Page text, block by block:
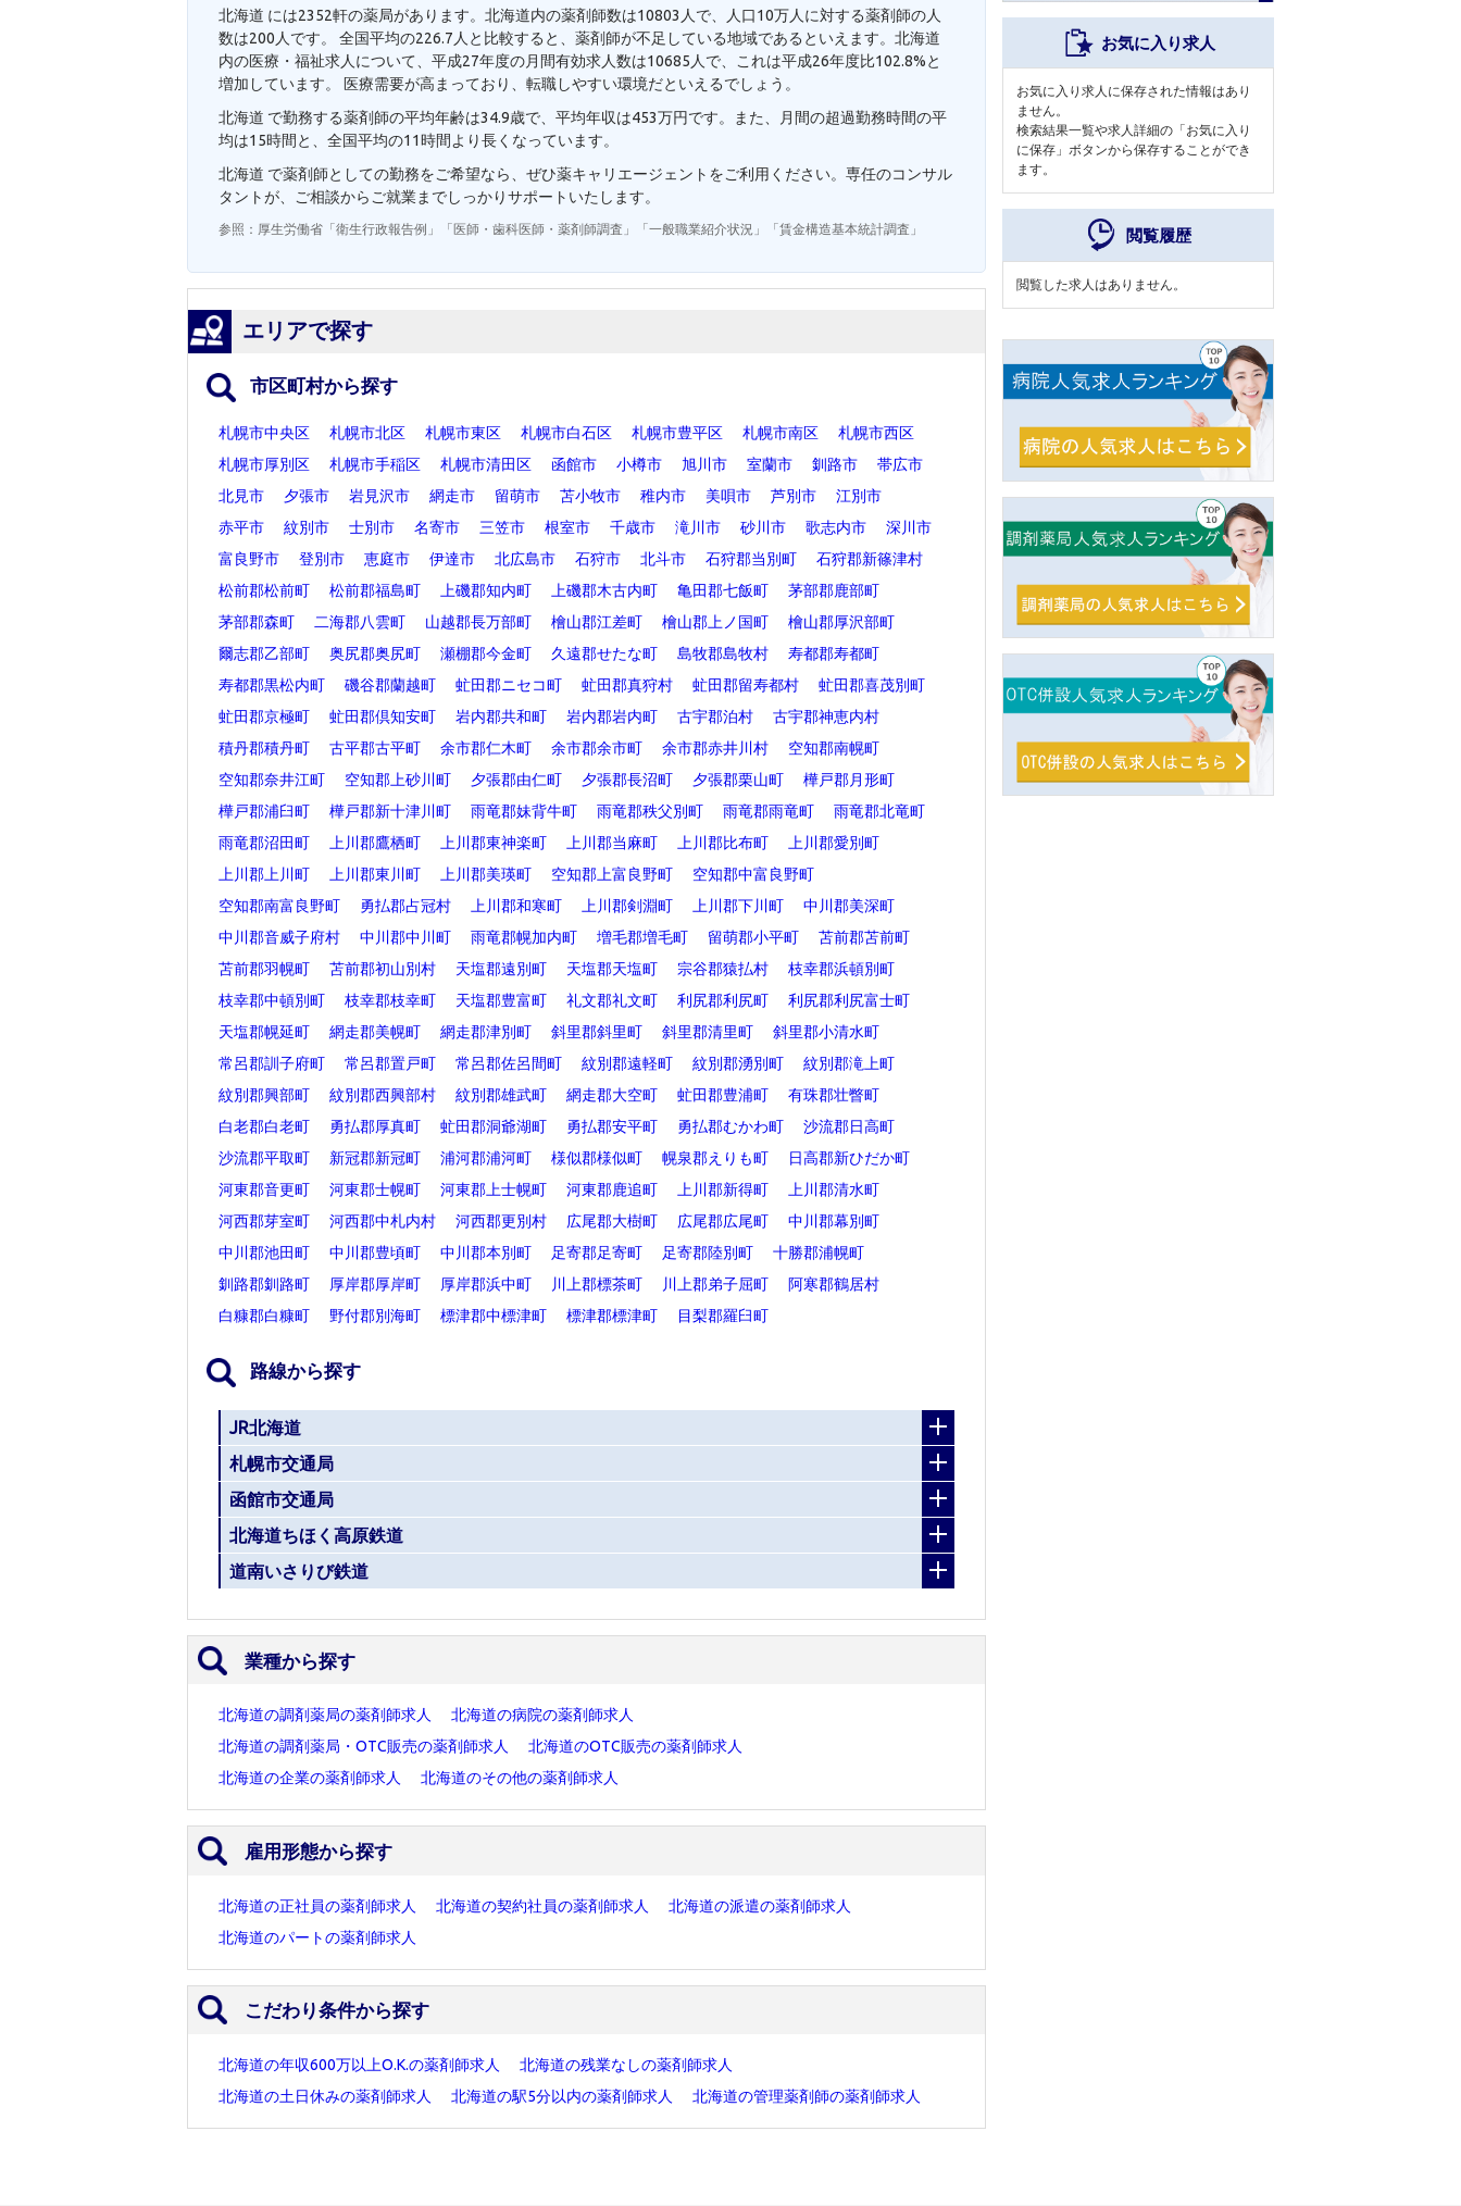
北海道 には2352軒の薬局があります。北海道内の薬剤師数は10803人で、人口10万人に対する薬剤師の人
数は200人です。 全国平均の226.7人と比較すると、薬剤師が不足している地域であるといえます。北海道
内の医療・福祉求人について、平成27年度の月間有効求人数は10685人で、これは平成26年度比102.8%と
増加しています。 医療需要が高まっており、転職しやすい環境だといえるでしょう。
北海道 で勤務する薬剤師の平均年齢は34.9歳で、平均年収は453万円です。また、月間の超過勤務時間の平
均は15時間と、全国平均の11時間より長くなっています。
北海道 で薬剤師としての勤務をご希望なら、ぜひ薬キャリエージェントをご利用ください。専任のコンサル
タントが、ご相談からご就業までしっかりサポートいたします。
参照：厚生労働省「衛生行政報告例」「医師・歯科医師・薬剤師調査」「一般職業紹介状況」「賃金構造基本統計調査」
エリアで探す
市区町村から探す
札幌市中央区 札幌市北区 札幌市東区 札幌市白石区 札幌市豊平区 札幌市南区
札幌市西区
札幌市厚別区
札幌市手稲区 札幌市清田区 函館市 小樽市 旭川市 室蘭市 釧路市
帯広市
北見市
夕張市 岩見沢市 網走市 留萌市 苫小牧市 稚内市 美唄市 芦別市
江別市
赤平市
紋別市 士別市 名寄市 三笠市 根室市 千歳市 滝川市 砂川市 歌志内市
深川市
富良野市
登別市 恵庭市 伊達市 北広島市 石狩市 北斗市 石狩郡当別町
石狩郡新篠津村
松前郡松前町
松前郡福島町 上磯郡知内町 上磯郡木古内町 亀田郡七飯町
茅部郡鹿部町
茅部郡森町
二海郡八雲町 山越郡長万部町 檜山郡江差町 檜山郡上ノ国町
檜山郡厚沢部町
爾志郡乙部町
奥尻郡奥尻町 瀬棚郡今金町 久遠郡せたな町 島牧郡島牧村
寿都郡寿都町
寿都郡黒松内町
磯谷郡蘭越町 虻田郡ニセコ町 虻田郡真狩村 虻田郡留寿都村
虻田郡喜茂別町
虻田郡京極町
虻田郡倶知安町 岩内郡共和町 岩内郡岩内町 古宇郡泊村
古宇郡神恵内村
積丹郡積丹町
古平郡古平町 余市郡仁木町 余市郡余市町 余市郡赤井川村
空知郡南幌町
空知郡奈井江町
空知郡上砂川町 夕張郡由仁町 夕張郡長沼町 夕張郡栗山町
樺戸郡月形町
樺戸郡浦臼町
樺戸郡新十津川町 雨竜郡妹背牛町 雨竜郡秩父別町 雨竜郡雨竜町
雨竜郡北竜町
雨竜郡沼田町
上川郡鷹栖町 上川郡東神楽町 上川郡当麻町 上川郡比布町
上川郡愛別町
上川郡上川町
上川郡東川町 上川郡美瑛町 空知郡上富良野町
空知郡中富良野町
空知郡南富良野町
勇払郡占冠村 上川郡和寒町 上川郡剣淵町 上川郡下川町
中川郡美深町
中川郡音威子府村
中川郡中川町 雨竜郡幌加内町 増毛郡増毛町 留萌郡小平町
苫前郡苫前町
苫前郡羽幌町
苫前郡初山別村 天塩郡遠別町 天塩郡天塩町 宗谷郡猿払村
枝幸郡浜頓別町
枝幸郡中頓別町
枝幸郡枝幸町 天塩郡豊富町 礼文郡礼文町 利尻郡利尻町
利尻郡利尻富士町
天塩郡幌延町
網走郡美幌町 網走郡津別町 斜里郡斜里町 斜里郡清里町
斜里郡小清水町
常呂郡訓子府町
常呂郡置戸町 常呂郡佐呂間町 紋別郡遠軽町 紋別郡湧別町
紋別郡滝上町
紋別郡興部町
紋別郡西興部村 紋別郡雄武町 網走郡大空町 虻田郡豊浦町
有珠郡壮瞥町
白老郡白老町
勇払郡厚真町 虻田郡洞爺湖町 勇払郡安平町 勇払郡むかわ町
沙流郡日高町
沙流郡平取町
新冠郡新冠町 浦河郡浦河町 様似郡様似町 幌泉郡えりも町
日高郡新ひだか町
河東郡音更町
河東郡士幌町 河東郡上士幌町 河東郡鹿追町 上川郡新得町
上川郡清水町
河西郡芽室町
河西郡中札内村 河西郡更別村 広尾郡大樹町 広尾郡広尾町
中川郡幕別町
中川郡池田町
中川郡豊頃町 中川郡本別町 足寄郡足寄町 足寄郡陸別町
十勝郡浦幌町
釧路郡釧路町
厚岸郡厚岸町 厚岸郡浜中町 川上郡標茶町 川上郡弟子屈町
阿寒郡鶴居村
白糠郡白糠町
野付郡別海町 標津郡中標津町 標津郡標津町 目梨郡羅臼町
路線から探す
JR北海道
札幌市交通局
函館市交通局
北海道ちほく高原鉄道
道南いさりび鉄道
業種から探す
北海道の調剤薬局の薬剤師求人
北海道の病院の薬剤師求人
北海道の調剤薬局・OTC販売の薬剤師求人
北海道のOTC販売の薬剤師求人
北海道の企業の薬剤師求人
北海道のその他の薬剤師求人
雇用形態から探す
北海道の正社員の薬剤師求人 北海道の契約社員の薬剤師求人
北海道の派遣の薬剤師求人
北海道のパートの薬剤師求人
こだわり条件から探す
北海道の年収600万以上O.K.の薬剤師求人
北海道の残業なしの薬剤師求人
北海道の土日休みの薬剤師求人
北海道の駅5分以内の薬剤師求人 北海道の管理薬剤師の薬剤師求人
お気に入り求人
お気に入り求人に保存された情報はあり
ません。
検索結果一覧や求人詳細の「お気に入り
に保存」ボタンから保存することができ
ます。
閲覧履歴
閲覧した求人はありません。